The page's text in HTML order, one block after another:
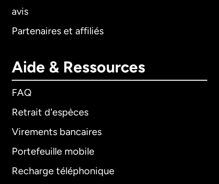
avis
Partenaires et affiliés
Aide & Ressources
FAQ
Retrait d'espèces
Virements bancaires
Portefeuille mobile
Recharge téléphonique